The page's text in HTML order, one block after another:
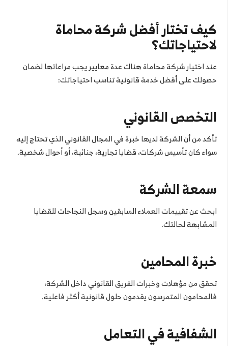
كيف تختار أفضل شركة محاماة
لاحتياجاتك؟
عند اختيار شركة محاماة هناك عدة معايير يجب مراعاتها لضمان
حصولك على أفضل خدمة قانونية تناسب احتياجاتك:
التخصص القانوني
تأكد من أن الشركة لديها خبرة في المجال القانوني الذي تحتاج إليه
سواء كان تأسيس شركات، قضايا تجارية، جنائية، أو أحوال شخصية.
سمعة الشركة
ابحث عن تقييمات العملاء السابقين وسجل النجاحات للقضايا
المشابهة لحالتك.
خبرة المحامين
تحقق من مؤهلات وخبرات الفريق القانوني داخل الشركة،
فالمحامون المتمرسون يقدمون حلول قانونية أكثر فاعلية.
الشفافية في التعامل